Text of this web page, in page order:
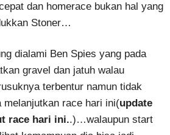
dan homerace bukan hal yang
Stoner…
dialami Ben Spies yang pada
gravel dan jatuh walau
terbentur namun tidak
melanjutkan race hari ini(update
race hari ini..)…walaupun start